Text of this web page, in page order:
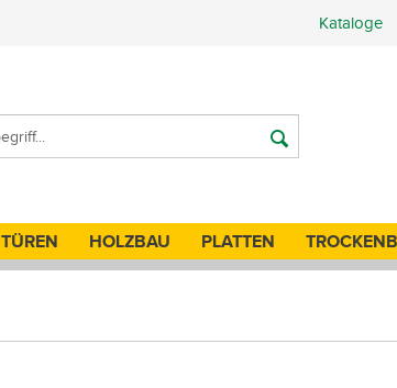
Kataloge
TÜREN HOLZBAU PLATTEN